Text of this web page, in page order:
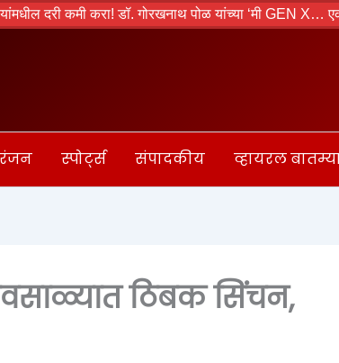
कमी करा! डॉ. गोरखनाथ पोळ यांच्या ‘मी GEN X… एका Gen Z
स्पोर्ट्स संपादकीय व्हायरल
ठिबक सिंचन,